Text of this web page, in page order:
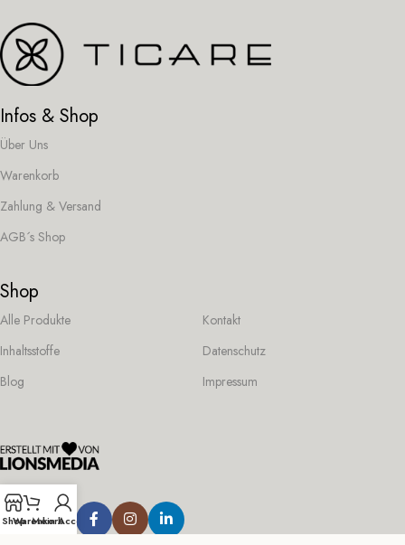
Infos & Shop
Über Uns
Warenkorb
Zahlung & Versand
AGB´s Shop
Shop
Alle Produkte
Inhaltsstoffe
Blog
Kontakt
Datenschutz
Impressum
Folge uns:
ShopWarenkorb
Mein Account